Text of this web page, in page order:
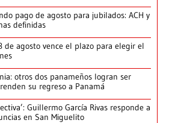
pago de agosto para jubilados: ACH y
definidas
de agosto vence el plazo para elegir el
otros dos panameños logran ser
su regreso a Panamá
Guillermo García Rivas responde a
en San Miguelito